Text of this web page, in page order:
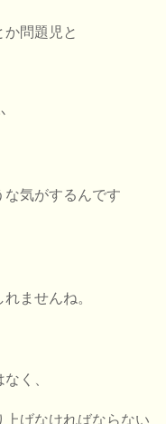
問題児と
な気がするんです
ませんね。
く、
げなければならない